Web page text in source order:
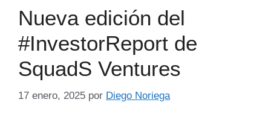
Nueva edición del
#InvestorReport de
SquadS Ventures
17 enero, 2025 por Diego Noriega